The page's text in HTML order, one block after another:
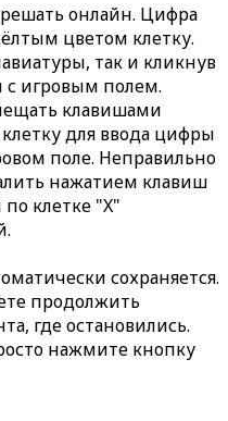
онлайн. Цифра
цветом клетку.
так и кликнув
с игровым полем.
клавишами
для ввода цифры
поле. Неправильно
нажатием клавиш
клетке "X"
сохраняется.
продолжить
где остановились.
нажмите кнопку